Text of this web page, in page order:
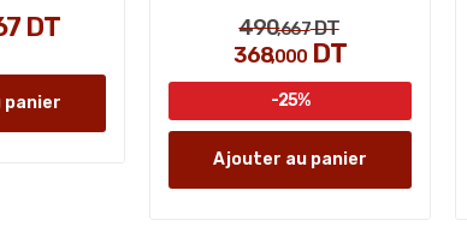
DT
panier
490,667DT
368,000 DT
-25%
Ajouter au panier